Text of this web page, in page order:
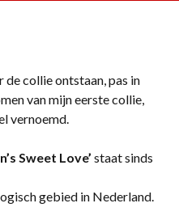
collie ontstaan, pas in
van mijn eerste collie,
vernoemd.
Sweet Love’ staat sinds
gebied in Nederland.